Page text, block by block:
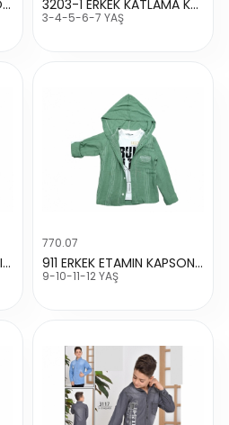
3115-1 ERKEK KATLAMA KOL KOT GÖMLEK 3203-1 ERKEK KATLAMA KOL GÖMLEK
3-4-5-6-7 YAŞ
917 ERKEK ÇİFTCEP FLANLI GÖMLEK
770.07
911 ERKEK ETAMIN KAPSONLU GOMLEK
9-10-11-12 YAŞ